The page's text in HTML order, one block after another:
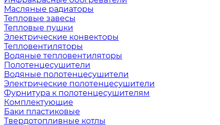
Масляные радиаторы
Тепловые завесы
Тепловые пушки
Электрические конвекторы
Тепловентиляторы
Водяные тепловентиляторы
Полотенцесушители
Водяные полотенцесушители
Электрические полотенцесушители
Фурнитура к полотенцесушителям
Комплектующие
Баки пластиковые
Твердотопливные котлы